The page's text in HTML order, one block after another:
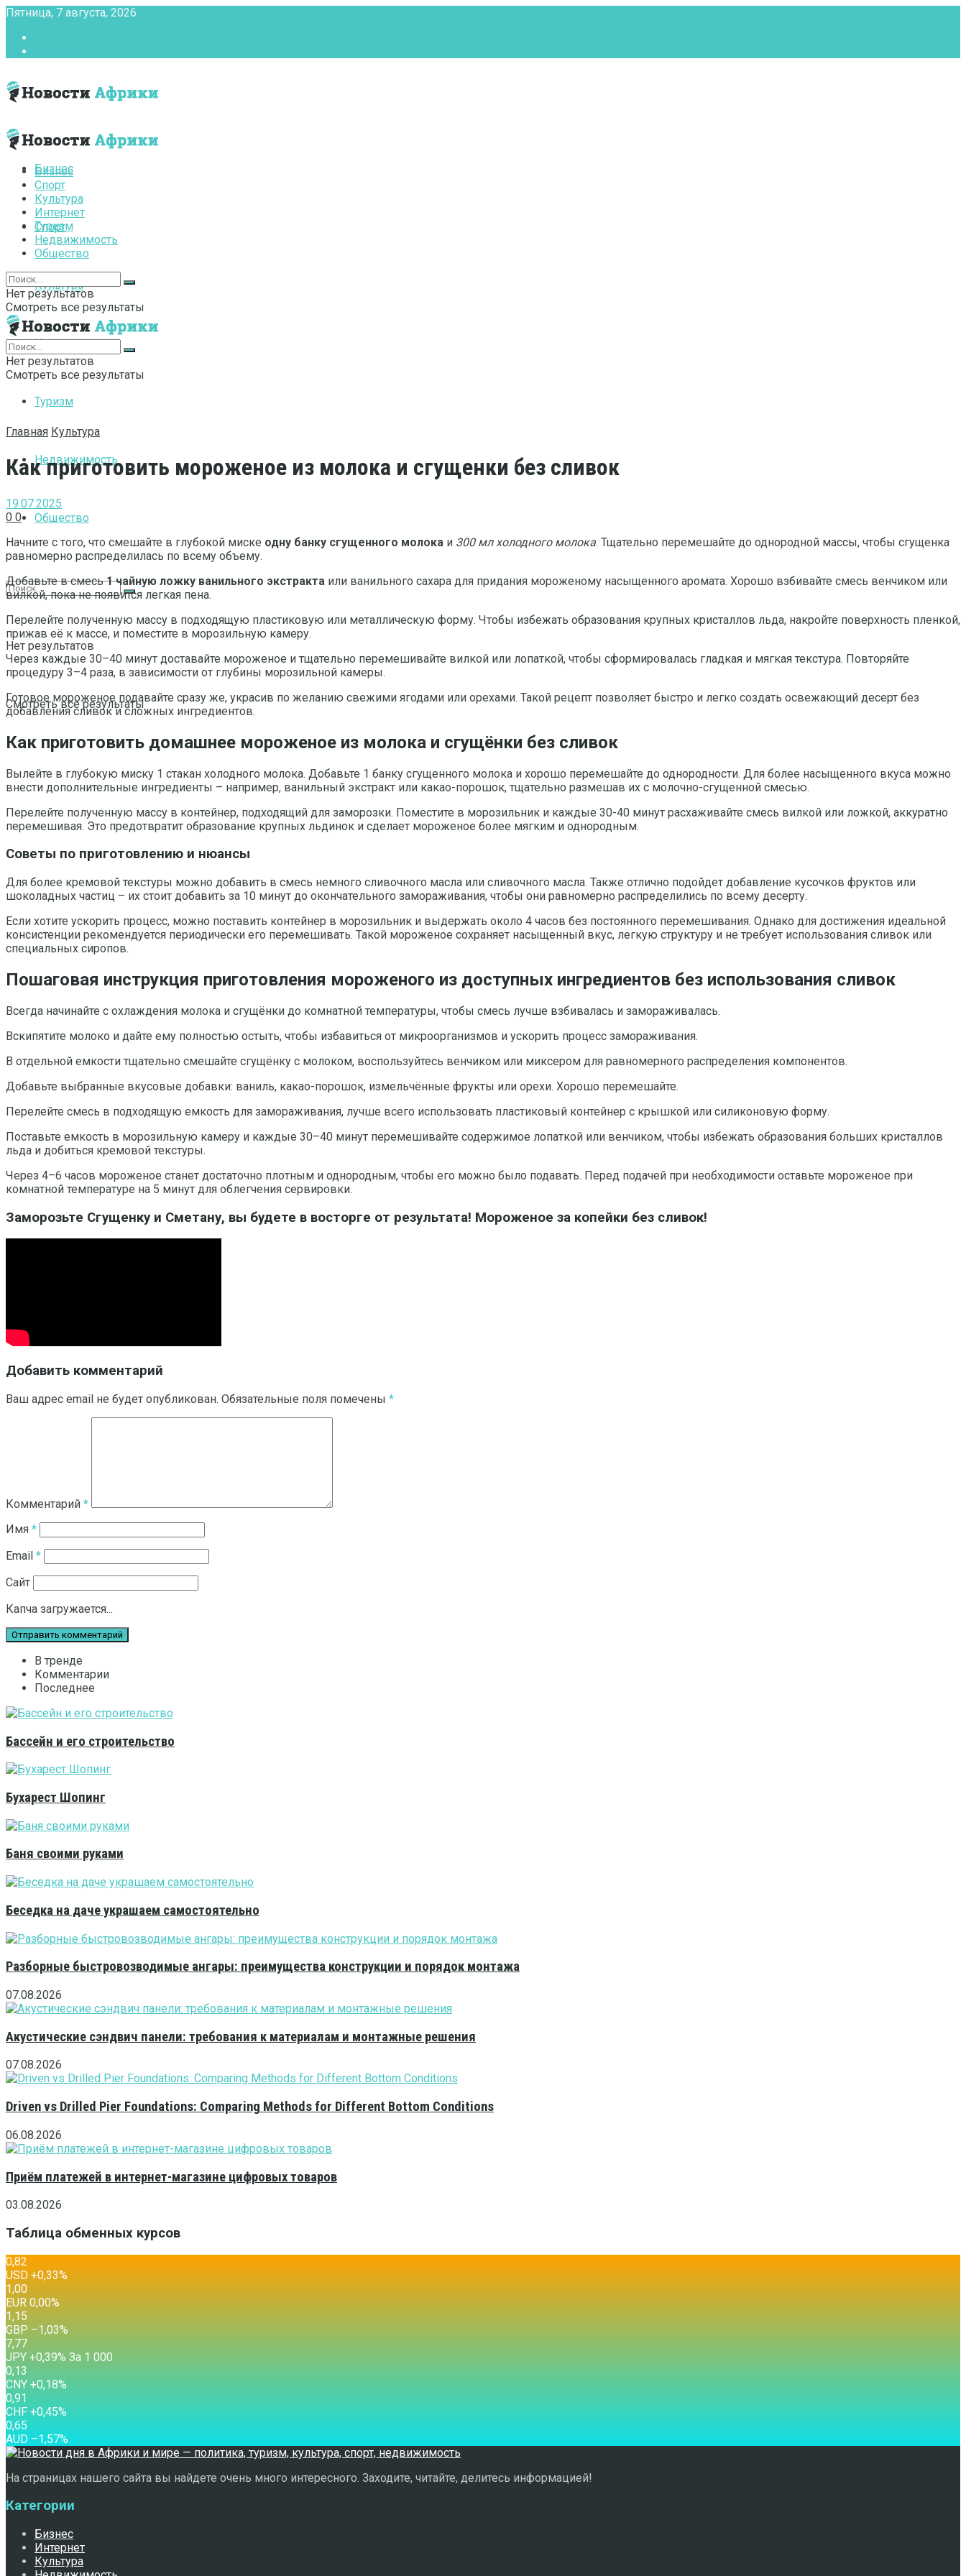
Пятница, 7 августа, 2026
Бизнес
Спорт
Культура
Интернет
Туризм
Недвижимость
Общество
Нет результатов
Смотреть все результаты
Бизнес
Спорт
Культура
Интернет
Туризм
Недвижимость
Общество
Нет результатов
Смотреть все результаты
Нет результатов
Смотреть все результаты
Главная Культура
Как приготовить мороженое из молока и сгущенки без сливок
19.07.2025
0 0
Начните с того, что смешайте в глубокой миске одну банку сгущенного молока и 300 мл холодного молока. Тщательно перемешайте до однородной массы, чтобы сгущенка
равномерно распределилась по всему объему.
Добавьте в смесь1 чайную ложку ванильного экстракта или ванильного сахара для придания мороженому насыщенного аромата. Хорошо взбивайте смесь венчиком или
вилкой, пока не появится легкая пена.
Перелейте полученную массу в подходящую пластиковую или металлическую форму. Чтобы избежать образования крупных кристаллов льда, накройте поверхность пленкой,
прижав её к массе, и поместите в морозильную камеру.
Через каждые 30–40 минут доставайте мороженое и тщательно перемешивайте вилкой или лопаткой, чтобы сформировалась гладкая и мягкая текстура. Повторяйте
процедуру 3–4 раза, в зависимости от глубины морозильной камеры.
Готовое мороженое подавайте сразу же, украсив по желанию свежими ягодами или орехами. Такой рецепт позволяет быстро и легко создать освежающий десерт без
добавления сливок и сложных ингредиентов.
Как приготовить домашнее мороженое из молока и сгущёнки без сливок
Вылейте в глубокую миску 1 стакан холодного молока. Добавьте 1 банку сгущенного молока и хорошо перемешайте до однородности. Для более насыщенного вкуса можно
внести дополнительные ингредиенты – например, ванильный экстракт или какао-порошок, тщательно размешав их с молочно-сгущенной смесью.
Перелейте полученную массу в контейнер, подходящий для заморозки. Поместите в морозильник и каждые 30-40 минут расхаживайте смесь вилкой или ложкой, аккуратно
перемешивая. Это предотвратит образование крупных льдинок и сделает мороженое более мягким и однородным.
Советы по приготовлению и нюансы
Для более кремовой текстуры можно добавить в смесь немного сливочного масла или сливочного масла. Также отлично подойдет добавление кусочков фруктов или
шоколадных частиц – их стоит добавить за 10 минут до окончательного замораживания, чтобы они равномерно распределились по всему десерту.
Если хотите ускорить процесс, можно поставить контейнер в морозильник и выдержать около 4 часов без постоянного перемешивания. Однако для достижения идеальной
консистенции рекомендуется периодически его перемешивать. Такой мороженое сохраняет насыщенный вкус, легкую структуру и не требует использования сливок или
специальных сиропов.
Пошаговая инструкция приготовления мороженого из доступных ингредиентов без использования сливок
Всегда начинайте с охлаждения молока и сгущёнки до комнатной температуры, чтобы смесь лучше взбивалась и замораживалась.
Вскипятите молоко и дайте ему полностью остыть, чтобы избавиться от микроорганизмов и ускорить процесс замораживания.
В отдельной емкости тщательно смешайте сгущёнку с молоком, воспользуйтесь венчиком или миксером для равномерного распределения компонентов.
Добавьте выбранные вкусовые добавки: ваниль, какао-порошок, измельчённые фрукты или орехи. Хорошо перемешайте.
Перелейте смесь в подходящую емкость для замораживания, лучше всего использовать пластиковый контейнер с крышкой или силиконовую форму.
Поставьте емкость в морозильную камеру и каждые 30–40 минут перемешивайте содержимое лопаткой или венчиком, чтобы избежать образования больших кристаллов
льда и добиться кремовой текстуры.
Через 4–6 часов мороженое станет достаточно плотным и однородным, чтобы его можно было подавать. Перед подачей при необходимости оставьте мороженое при
комнатной температуре на 5 минут для облегчения сервировки.
Заморозьте Сгущенку и Сметану, вы будете в восторге от результата! Мороженое за копейки без сливок!
Добавить комментарий
Ваш адрес email не будет опубликован. Обязательные поля помечены *
Комментарий *
Имя *
Email *
Сайт
Капча загружается...
В тренде
Комментарии
Последнее
Бассейн и его строительство
Бухарест Шопинг
Баня своими руками
Беседка на даче украшаем самостоятельно
Разборные быстровозводимые ангары: преимущества конструкции и порядок монтажа
07.08.2026
Акустические сэндвич панели: требования к материалам и монтажные решения
07.08.2026
Driven vs Drilled Pier Foundations: Comparing Methods for Different Bottom Conditions
06.08.2026
Приём платежей в интернет-магазине цифровых товаров
03.08.2026
Таблица обменных курсов
0,82
USD +0,33%
1,00
EUR 0,00%
1,15
GBP –1,03%
7,77
JPY +0,39% За 1 000
0,13
CNY +0,18%
0,91
CHF +0,45%
0,65
AUD –1,57%
На страницах нашего сайта вы найдете очень много интересного. Заходите, читайте, делитесь информацией!
Категории
Бизнес
Интернет
Культура